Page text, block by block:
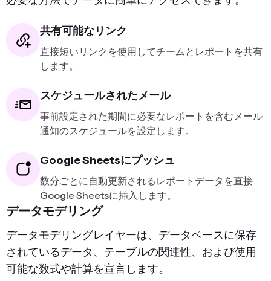
共有可能なリンク
直接短いリンクを使用してチームとレポートを共有
します。
スケジュールされたメール
事前設定された期間に必要なレポートを含むメール
通知のスケジュールを設定します。
Google Sheetsにプッシュ
数分ごとに自動更新されるレポートデータを直接
Google Sheetsに挿入します。
データモデリング
データモデリングレイヤーは、データベースに保存
されているデータ、テーブルの関連性、および使用
可能な数式や計算を宣言します。